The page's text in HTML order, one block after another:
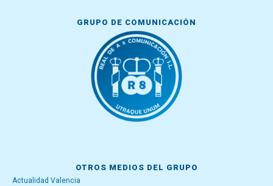
GRUPO DE COMUNICACIÓN
OTROS MEDIOS DEL GRUPO
Actualidad Valencia